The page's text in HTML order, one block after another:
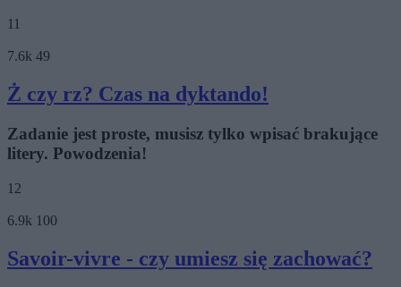
11
7.6k 49
Ż czy rz? Czas na dyktando!
Zadanie jest proste, musisz tylko wpisać brakujące
litery. Powodzenia!
12
6.9k 100
Savoir-vivre - czy umiesz się zachować?